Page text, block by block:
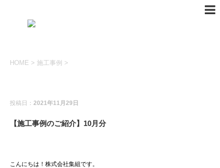
HOME > 施工事例 >
投稿日： 2021年11月29日
【施工事例のご紹介】10月分
こんにちは！株式会社集組です。